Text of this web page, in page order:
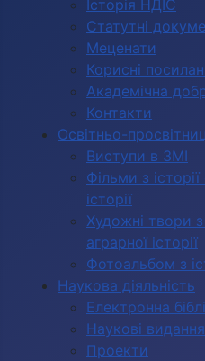
Історія НДІС
Статутні
Меценати
Корисні
Академічна
Контакти
Освітньо-
Виступи в ЗМІ
Фільми з
історії
Художні твори з
аграрної історії
Фотоальбом з
Наукова діяльність
Електронна
Наукові видання
Проекти